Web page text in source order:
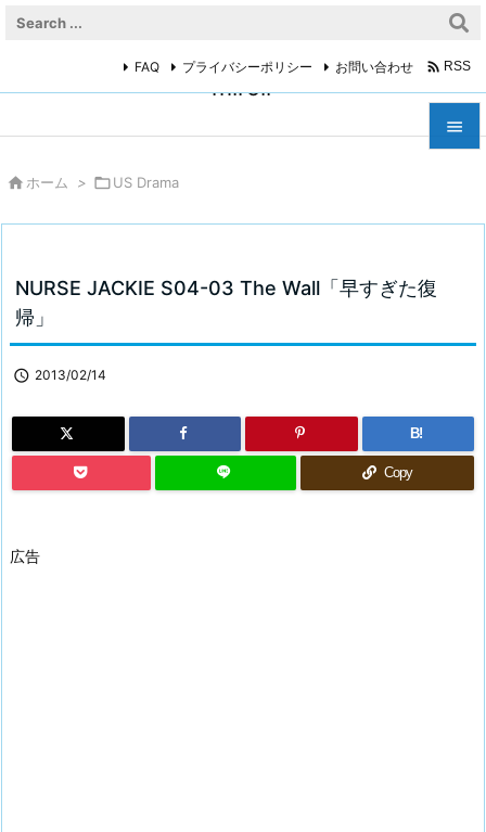
miroir



検索
FAQ プライバシーポリシー お問い合わせ  RSS
 ホーム > US Drama
NURSE JACKIE S04-03 The Wall「早すぎた復
帰」
 2013/02/14
B!
Copy
広告